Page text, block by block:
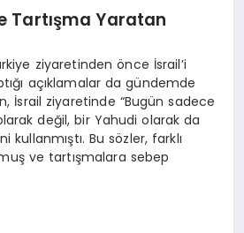
Tartışma Yaratan
ziyaretinden önce İsrail’i
açıklamalar da gündemde
İsrail ziyaretinde “Bugün sadece
değil, bir Yahudi olarak da
kullanmıştı. Bu sözler, farklı
ve tartışmalara sebep